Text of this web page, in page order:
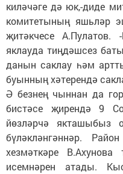
киләчәге дә юк,-диде
комитетының яшьләр
җитәкчесе А.Пулатов.
яклауда тиңдәшсез
данын саклау һәм
буынның хәтерендә
Ә безнең чыннан да
бистәсе җирендә 9
йөзләрчә якташыбыз
бүләкләнгәннәр.
хезмәткәре
исемнәрен атады.